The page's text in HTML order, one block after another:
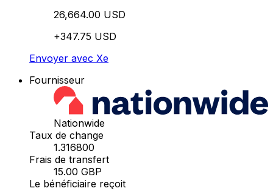
26,664.00 USD
+347.75 USD
Envoyer avec Xe
Fournisseur
Nationwide
Taux de change
1.316800
Frais de transfert
15.00 GBP
Le bénéficiaire reçoit